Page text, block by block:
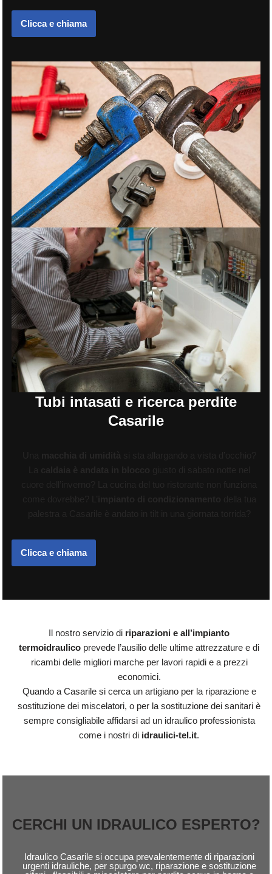
Clicca e chiama
Tubi intasati e ricerca perdite
Casarile
Clicca e chiama
Il nostro servizio di riparazioni e all’impianto
termoidraulico prevede l’ausilio delle ultime attrezzature e di
ricambi delle migliori marche per lavori rapidi e a prezzi
economici.
Quando a Casarile si cerca un artigiano per la riparazione e
sostituzione dei miscelatori, o per la sostituzione dei sanitari è
sempre consigliabile affidarsi ad un idraulico professionista
come i nostri di idraulici-tel.it.
CERCHI UN IDRAULICO ESPERTO?
Idraulico Casarile si occupa prevalentemente di riparazioni
urgenti idrauliche, per spurgo wc, riparazione e sostituzione